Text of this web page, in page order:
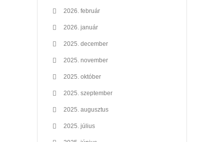
2026. február
2026. január
2025. december
2025. november
2025. október
2025. szeptember
2025. augusztus
2025. július